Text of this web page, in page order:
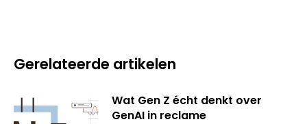
Gerelateerde artikelen
Wat Gen Z écht denkt over
GenAI in reclame